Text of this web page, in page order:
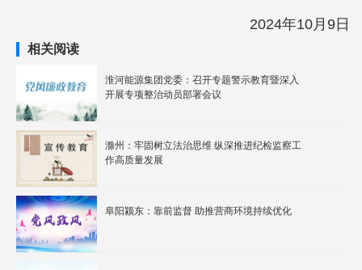
2024年10月9日
相关阅读
淮河能源集团党委：召开专题警示教育暨深入
开展专项整治动员部署会议
滁州：牢固树立法治思维 纵深推进纪检监察工
作高质量发展
阜阳颍东：靠前监督 助推营商环境持续优化